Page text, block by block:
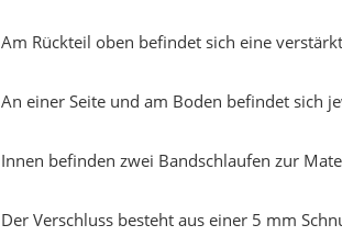
Am Rückteil oben befindet sich eine
An einer Seite und am Boden befindet sich
Innen befinden zwei Bandschlaufen zur
Der Verschluss besteht aus einer 5 mm